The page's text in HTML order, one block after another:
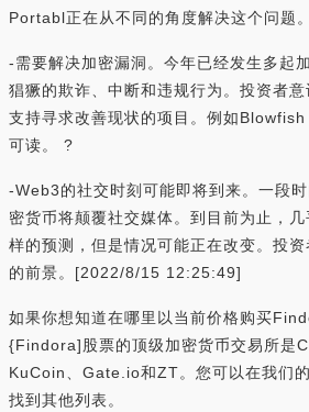
Portabl正在从不同的角度解决这个问题。
-需要解决加密漏洞。今年已经发生多起
猖獗的欺诈、中断和违规行为。投资者
支持寻求改善现状的项目。例如
可读。 ?
-Web3的社交时刻可能即将到来。一段
密货币将颠覆社交媒体。到目前为止，
样的预测，但是情况可能正在改变。投
的前景。[2022/8/15 12:25:49]
如果你想知道在哪里以当前价格购买
{Findora]股票的顶级加密货币交易所是
KuCoin、Gate.io和ZT。您可以在我们
找到其他列表。